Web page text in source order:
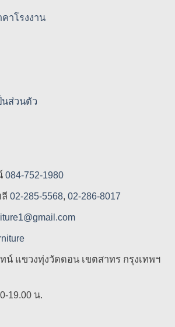
าโรงงาน
นส่วนตัว
084-752-1980
02-285-5568,02-286-8017
น์ แขวงทุ่งวัดดอน เขตสาทร กรุงเทพฯ
19.00 น.